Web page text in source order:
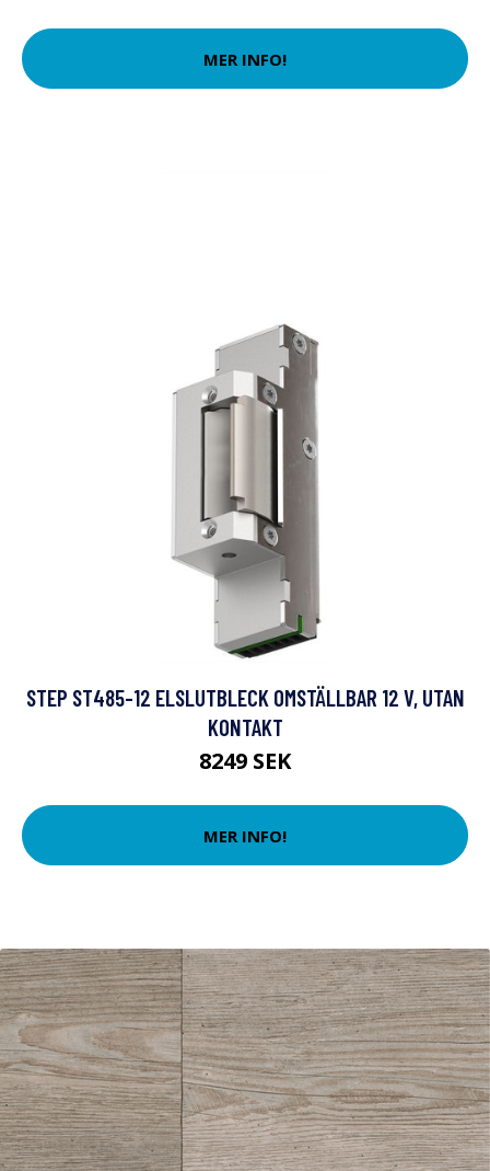
MER INFO!
STEP ST485-12 ELSLUTBLECK OMSTÄLLBAR 12 V, UTAN
KONTAKT
8249 SEK
MER INFO!